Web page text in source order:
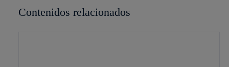
Contenidos relacionados